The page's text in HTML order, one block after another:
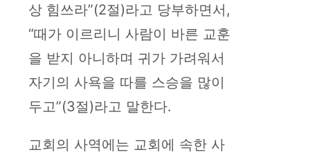
상 힘쓰라”(2절)라고 당부하면서,
“때가 이르리니 사람이 바른 교훈
을 받지 아니하며 귀가 가려워서
자기의 사욕을 따를 스승을 많이
두고”(3절)라고 말한다.
교회의 사역에는 교회에 속한 사